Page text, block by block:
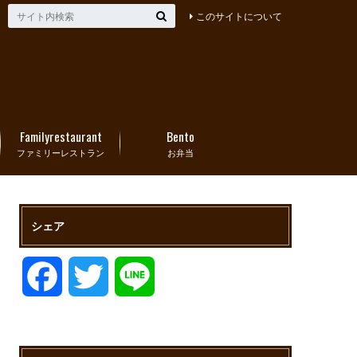
このサイトについて
ファミリーレストラン
Familyrestaurant
お弁当
Bento
シェア